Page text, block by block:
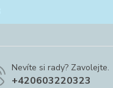
Nevíte si rady? Zavolejte.
+420603220323